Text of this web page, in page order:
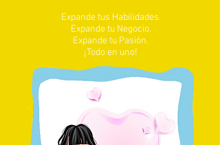
Expande tus Habilidades.
Expande tu Negocio.
Expande tu Pasión.
¡Todo en uno!